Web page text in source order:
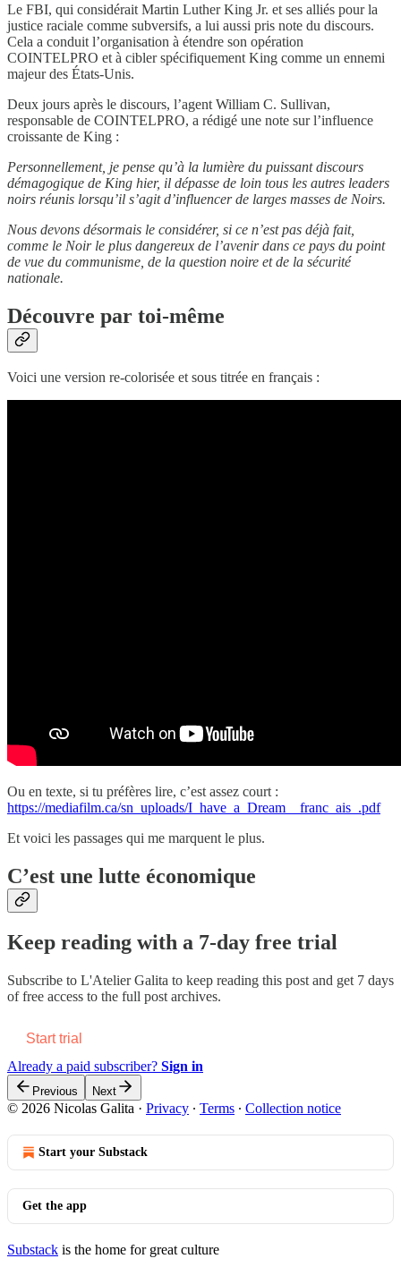
Le FBI, qui considérait Martin Luther King Jr. et ses alliés pour la
justice raciale comme subversifs, a lui aussi pris note du discours.
Cela a conduit l’organisation à étendre son opération
COINTELPRO et à cibler spécifiquement King comme un ennemi
majeur des États-Unis.
Deux jours après le discours, l’agent William C. Sullivan,
responsable de COINTELPRO, a rédigé une note sur l’influence
croissante de King :
Personnellement, je pense qu’à la lumière du puissant discours
démagogique de King hier, il dépasse de loin tous les autres leaders
noirs réunis lorsqu’il s’agit d’influencer de larges masses de Noirs.
Nous devons désormais le considérer, si ce n’est pas déjà fait,
comme le Noir le plus dangereux de l’avenir dans ce pays du point
de vue du communisme, de la question noire et de la sécurité
nationale.
Découvre par toi-même
Voici une version re-colorisée et sous titrée en français :
Ou en texte, si tu préfères lire, c’est assez court :
https://mediafilm.ca/sn_uploads/I_have_a_Dream__franc_ais_.pdf
Et voici les passages qui me marquent le plus.
C’est une lutte économique
Keep reading with a 7-day free trial
Subscribe to L'Atelier Galita to keep reading this post and get 7 days
of free access to the full post archives.
Start trial
Already a paid subscriber? Sign in
Previous Next
© 2026 Nicolas Galita · Privacy ∙ Terms ∙ Collection notice
Start your Substack
Get the app
Substack is the home for great culture